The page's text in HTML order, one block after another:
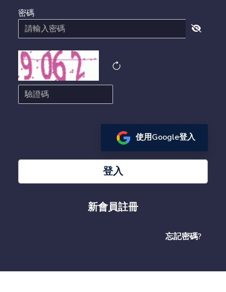
密碼
使用Google登入
登入
新會員註冊
忘記密碼?